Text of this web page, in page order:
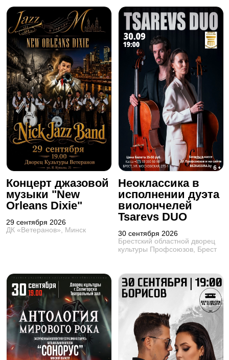
Концерт джазовой
музыки "New
Orleans Dixie"
29 сентября 2026
ДК «Ветеранов», Минск
Неоклассика в
исполнении дуэта
виолончелей
Tsarevs DUO
30 сентября 2026
Брестский областной дворец
культуры Профсоюзов, Брест